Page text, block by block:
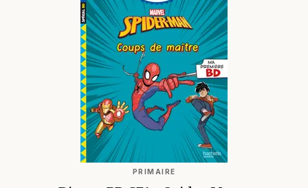
PRIMAIRE